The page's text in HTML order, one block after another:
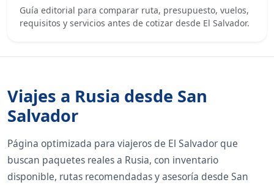
Guía editorial para comparar ruta, presupuesto, vuelos,
requisitos y servicios antes de cotizar desde El Salvador.
Viajes a Rusia desde San
Salvador
Página optimizada para viajeros de El Salvador que
buscan paquetes reales a Rusia, con inventario
disponible, rutas recomendadas y asesoría desde San